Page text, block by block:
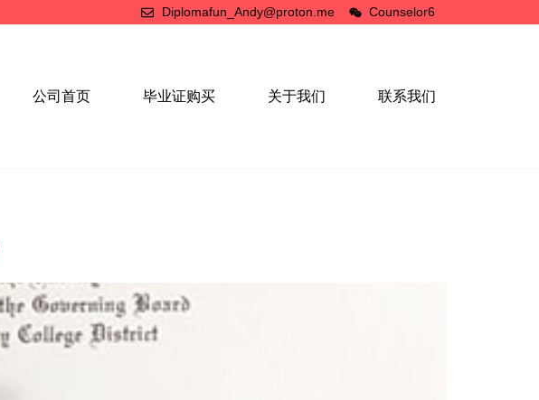
Diplomafun_Andy@proton.me Counselor6
公司首页 毕业证购买 关于我们 联系我们